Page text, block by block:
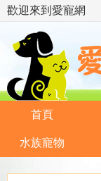
歡迎來到愛寵網
首頁
水族寵物